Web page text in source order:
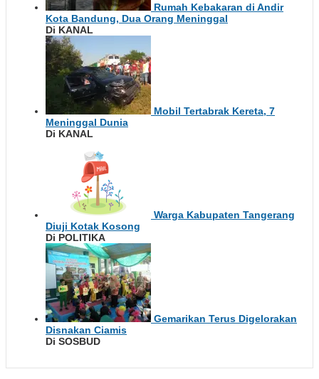
Rumah Kebakaran di Andir
Kota Bandung, Dua Orang Meninggal
Di KANAL
Mobil Tertabrak Kereta, 7
Meninggal Dunia
Di KANAL
Warga Kabupaten Tangerang
Diuji Kotak Kosong
Di POLITIKA
Gemarikan Terus Digelorakan
Disnakan Ciamis
Di SOSBUD